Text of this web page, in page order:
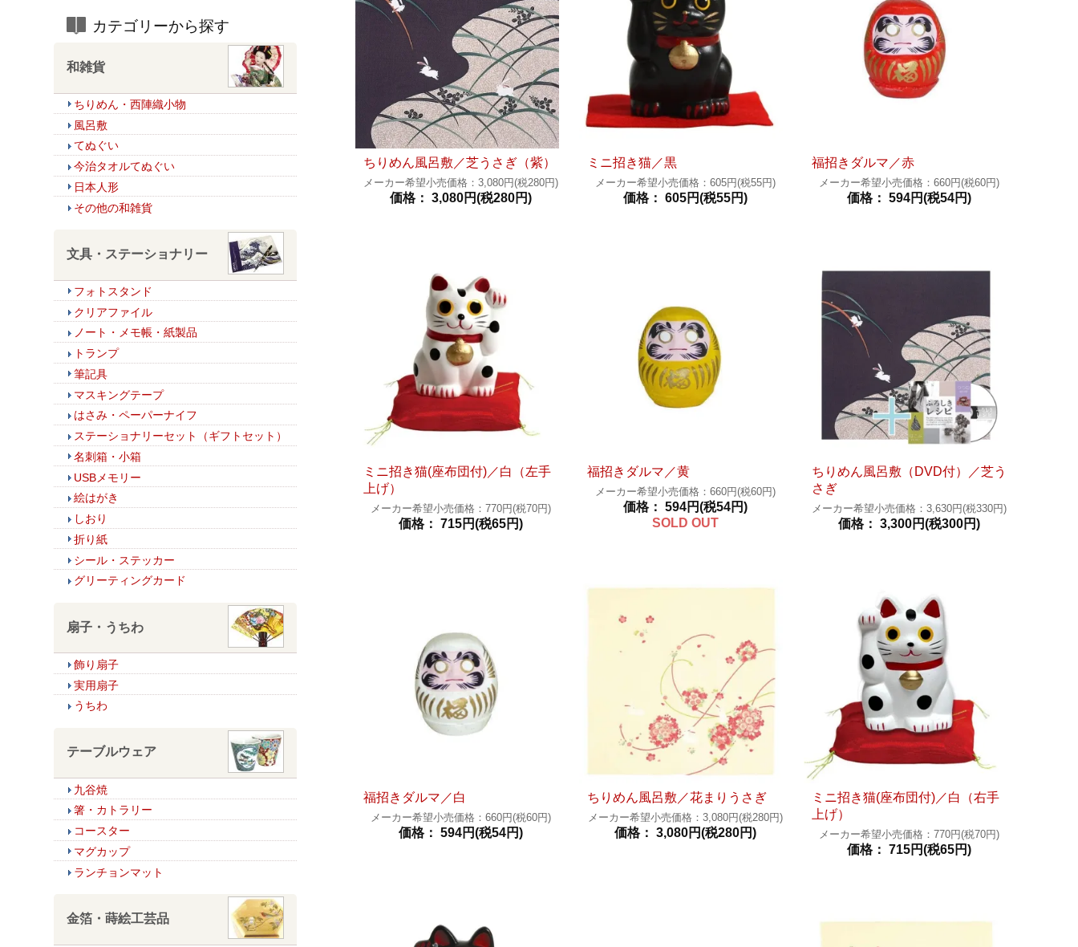
ちりめん風呂敷／芝うさぎ（紫）
メーカー希望小売価格：3,080円(税280円)
価格： 3,080円(税280円)
ミニ招き猫／黒
メーカー希望小売価格：605円(税55円)
価格： 605円(税55円)
福招きダルマ／赤
メーカー希望小売価格：660円(税60円)
価格： 594円(税54円)
ミニ招き猫(座布団付)／白（左手
上げ）
メーカー希望小売価格：770円(税70円)
価格： 715円(税65円)
福招きダルマ／黄
メーカー希望小売価格：660円(税60円)
価格： 594円(税54円)
SOLD OUT
ちりめん風呂敷（DVD付）／芝う
さぎ
メーカー希望小売価格：3,630円(税330円)
価格： 3,300円(税300円)
福招きダルマ／白
メーカー希望小売価格：660円(税60円)
価格： 594円(税54円)
ちりめん風呂敷／花まりうさぎ
メーカー希望小売価格：3,080円(税280円)
価格： 3,080円(税280円)
ミニ招き猫(座布団付)／白（右手
上げ）
メーカー希望小売価格：770円(税70円)
価格： 715円(税65円)
カテゴリーから探す
和雑貨
ちりめん・西陣織小物
風呂敷
てぬぐい
今治タオルてぬぐい
日本人形
その他の和雑貨
文具・ステーショナリー
フォトスタンド
クリアファイル
ノート・メモ帳・紙製品
トランプ
筆記具
マスキングテープ
はさみ・ペーパーナイフ
ステーショナリーセット（ギフトセット）
名刺箱・小箱
USBメモリー
絵はがき
しおり
折り紙
シール・ステッカー
グリーティングカード
扇子・うちわ
飾り扇子
実用扇子
うちわ
テーブルウェア
九谷焼
箸・カトラリー
コースター
マグカップ
ランチョンマット
金箔・蒔絵工芸品